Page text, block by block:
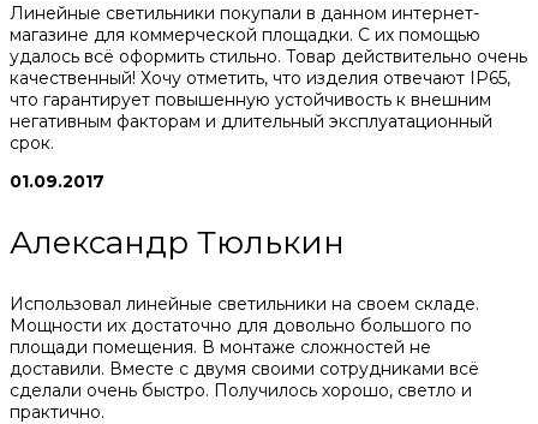
Линейные светильники покупали в данном интернет-
магазине для коммерческой площадки. С их помощью
удалось всё оформить стильно. Товар действительно очень
качественный! Хочу отметить, что изделия отвечают IP65,
что гарантирует повышенную устойчивость к внешним
негативным факторам и длительный эксплуатационный
срок.
01.09.2017
Александр Тюлькин
Использовал линейные светильники на своем складе.
Мощности их достаточно для довольно большого по
площади помещения. В монтаже сложностей не
доставили. Вместе с двумя своими сотрудниками всё
сделали очень быстро. Получилось хорошо, светло и
практично.